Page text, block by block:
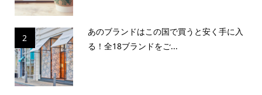
2
あのブランドはこの国で買うと安く手に入
る！全18ブランドをご...